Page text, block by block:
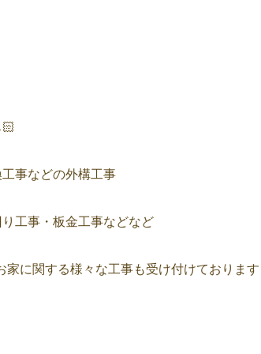
事などの外構工事
工事・板金工事などなど
家に関する様々な工事も受け付けておりま